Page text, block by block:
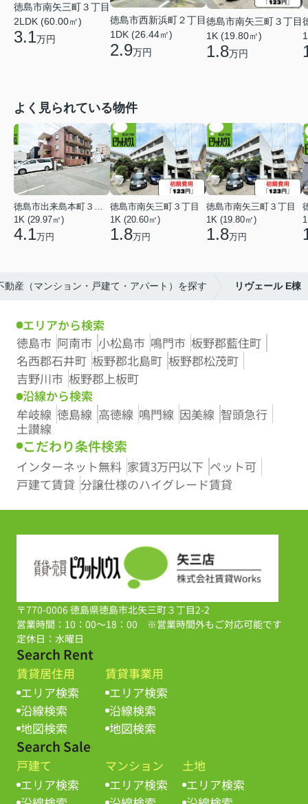
徳島市南矢三町３丁目
2LDK (60.00㎡)
3.1万円
徳島市西新浜町２丁目
1DK (26.44㎡)
2.9万円
徳島市南矢三町３丁目
1K (19.80㎡)
1.8万円
よく見られている物件
1K (29.97㎡)
4.1万円
徳島市南矢三町３丁目
1K (20.60㎡)
1.8万円
徳島市南矢三町３丁目
1K (19.80㎡)
1.8万円
動産（マンション・戸建て・アパート）を探す リヴェール E棟
エリアから検索
徳島市 阿南市 小松島市 鳴門市 板野郡藍住町
名西郡石井町 板野郡北島町 板野郡松茂町
吉野川市 板野郡上板町
沿線から検索
牟岐線 徳島線 高徳線 鳴門線 因美線 智頭急行
土讃線
こだわり条件検索
インターネット無料 家賃3万円以下 ペット可
戸建て賃貸 分譲仕様のハイグレード賃貸
〒770-0006 徳島県徳島市北矢三町３丁目2-2
営業時間：10：00～18：00 ※営業時間外もご対応可能です
定休日：水曜日
Search Rent
賃貸居住用
エリア検索
沿線検索
地図検索
賃貸事業用
エリア検索
沿線検索
地図検索
Search Sale
戸建て
エリア検索
マンション
エリア検索
土地
エリア検索